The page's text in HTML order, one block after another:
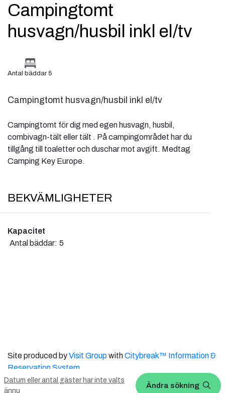
Campingtomt
husvagn/husbil inkl el/tv
Antal bäddar 5
Campingtomt husvagn/husbil inkl el/tv
Campingtomt för dig med egen husvagn, husbil,
combivagn-tält eller tält . På campingområdet har du
tillgång till toaletter och duschar mot avgift. Medtag
BEKVÄMLIGHETER
Kapacitet
Antal bäddar: 5
Datum eller antal gäster har inte valts
ännu
Ändra sökning
Site produced byVisit GroupwithCitybreak™ Information &
Reservation System.
WEBX CMS